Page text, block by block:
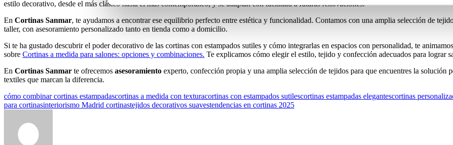
estilo decorativo, desde el más clásico hasta el más contemporáneo, y se adaptan con facilidad a futuras renovaciones.
En Cortinas Sanmar, te ayudamos a encontrar ese equilibrio perfecto entre estética y funcionalidad. Contamos con una amplia selección de
taller, con asesoramiento personalizado tanto en tienda como a domicilio.
Si te ha gustado descubrir el poder decorativo de las cortinas con estampados sutiles y cómo integrarlas en espacios con personalidad, te
sobre Cortinas a medida para salones: opciones y combinaciones. Te explicamos cómo elegir el estilo, tejido y confección adecuados para lograr
En Cortinas Sanmar te ofrecemos asesoramiento experto, confección propia y una amplia selección de tejidos para que encuentres la solución
textiles que marcan la diferencia.
cómo combinar cortinas estampadascortinas a medida con texturacortinas con estampados sutilescortinas estampadas elegantescortinas
para cortinasinteriorismo Madrid cortinastejidos decorativos suavestendencias en cortinas 2025